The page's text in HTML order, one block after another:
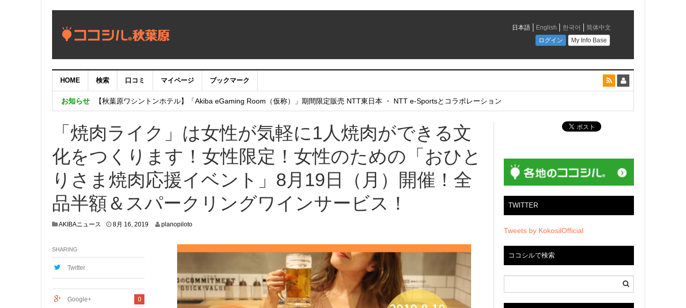
HOME 検索 口コミ マイページ ブックマーク
お知らせ
【重要：9月5日（火）22時】ココシル：アカウントサービス移行のお知らせ
【秋葉原ワシントンホテル】「Akiba eGaming Room（仮称）」期間限定販売 NTT東日本 ・ NTT e-Sportsとコラボレーション
「焼肉ライク」は女性が気軽に1人焼肉ができる文
化をつくります！女性限定！女性のための「おひと
りさま焼肉応援イベント」8月19日（月）開催！全
品半額＆スパークリングワインサービス！
AKIBAニュース 8月 16, 20198
planopiloto
SHARING
Twitter
0
Google+
TWITTER
Tweets by KokosilOfficial
ココシルで検索